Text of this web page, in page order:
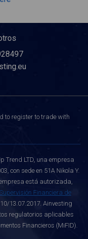
to register to trade with
Trend LTD, una empresa
con sede en 51A Nikola Y.
está autorizada,
Financiera de
13.07.2017. Ainvesting
regulatorios aplicables
Financieros (MiFID).